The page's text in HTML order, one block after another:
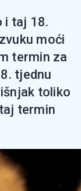
i taj 18.
moći
termin za
tjednu
toliko
termin